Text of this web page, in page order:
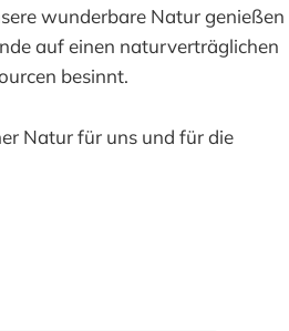
wunderbare Natur genießen
auf einen naturverträglichen
besinnt.
Natur für uns und für die